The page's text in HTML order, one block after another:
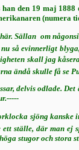
den 19 maj
(nu­mera
Sällan  om
så evinnerligt
skall jag
ändå skulle få se
delvis odlade.
sjöng
ställe, där man
stugor och stora